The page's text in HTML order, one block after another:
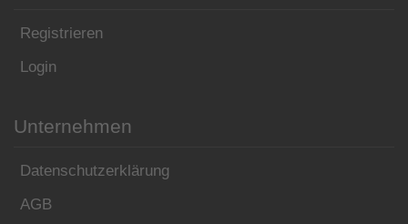
Registrieren
Login
Unternehmen
Datenschutzerklärung
AGB